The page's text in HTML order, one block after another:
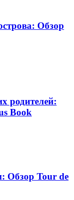
Обзор
родителей:
Book
Обзор Tour de